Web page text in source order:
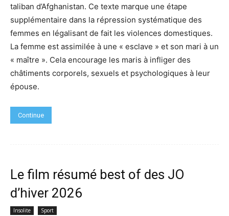
taliban d’Afghanistan. Ce texte marque une étape
supplémentaire dans la répression systématique des
femmes en légalisant de fait les violences domestiques.
La femme est assimilée à une « esclave » et son mari à un
« maître ». Cela encourage les maris à infliger des
châtiments corporels, sexuels et psychologiques à leur
épouse.
Continue
Le film résumé best of des JO
d’hiver 2026
Insolite Sport